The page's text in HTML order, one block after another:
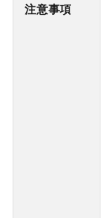
注意事項